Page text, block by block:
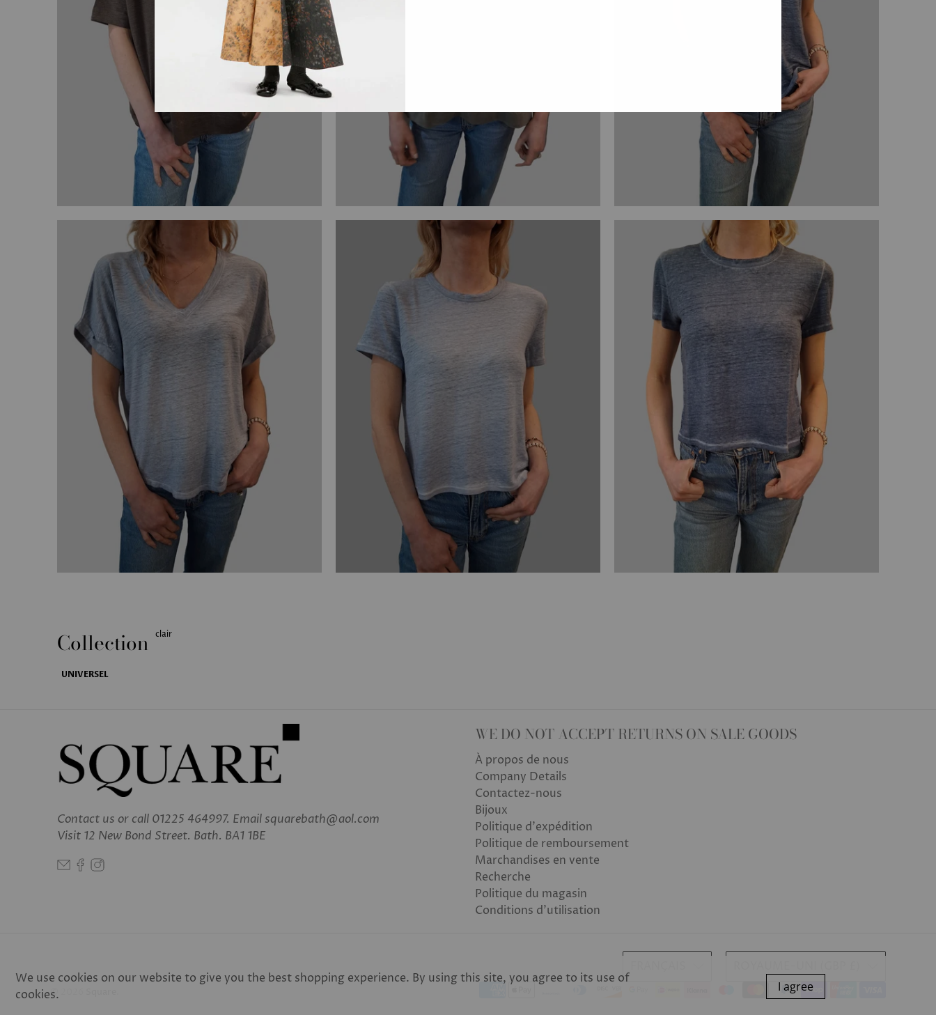
Collection
UNIVERSEL
clair
Contact us or call 01225 464997. Email squarebath@aol.com
Visit 12 New Bond Street. Bath. BA1 1BE
WE DO NOT ACCEPT RETURNS ON SALE GOODS
À propos de nous
Company Details
Contactez-nous
Bijoux
Politique d'expédition
Politique de remboursement
Marchandises en vente
Recherche
Politique du magasin
Conditions d'utilisation
© 2026
We use cookies on our website to give you the best shopping experience. By using this site, you agree to its use of
cookies.
I agree